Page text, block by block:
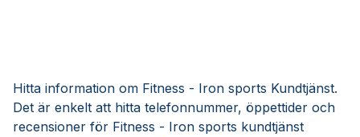
Hitta information om Fitness - Iron sports Kundtjänst.
Det är enkelt att hitta telefonnummer, öppettider och
recensioner för Fitness - Iron sports kundtjänst